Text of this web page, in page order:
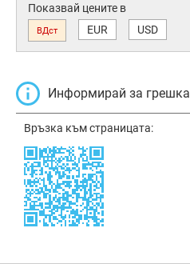
Показвай цените в
ВДст EUR USD
Информирай за грешка
Връзка към страницата: